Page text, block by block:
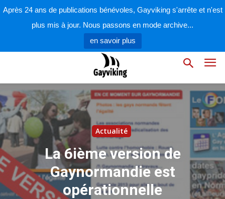
Après 24 ans de publications bénévoles, Gayviking s'arrête et n'est
plus mis à jour. Nous passons en mode archive...
en savoir plus
Actualité
La 6ième version de
Gaynormandie est
opérationnelle